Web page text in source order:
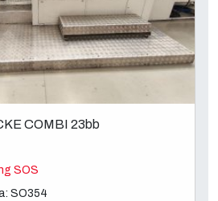
COMBI 23bb
SOS
SO354